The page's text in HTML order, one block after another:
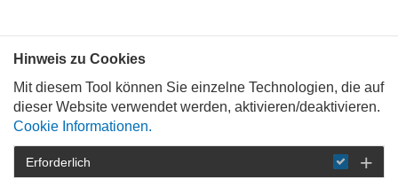
STARTSEITE DETAIL
Hinweis zu Cookies
Mit diesem Tool können Sie einzelne Technologien, die auf
dieser Website verwendet werden, aktivieren/deaktivieren.
Cookie Informationen.
Erforderlich